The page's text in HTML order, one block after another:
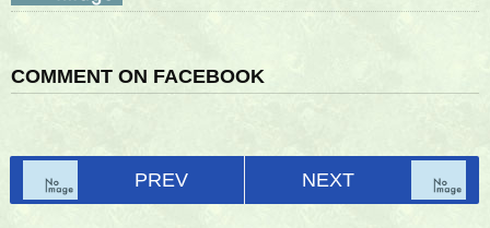
COMMENT ON FACEBOOK
PREV NEXT